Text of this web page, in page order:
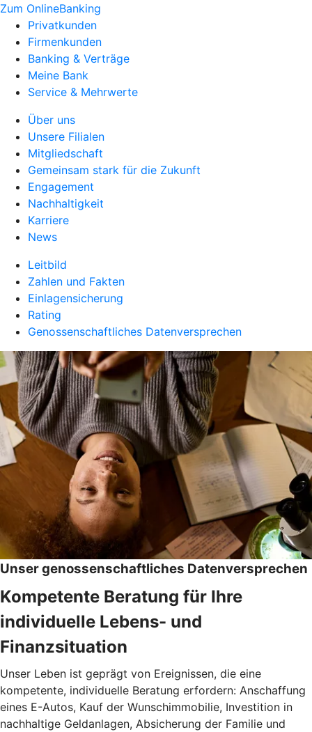
Zum OnlineBanking
Privatkunden
Firmenkunden
Banking & Verträge
Meine Bank
Service & Mehrwerte
Über uns
Unsere Filialen
Mitgliedschaft
Gemeinsam stark für die Zukunft
Engagement
Nachhaltigkeit
Karriere
News
Leitbild
Zahlen und Fakten
Einlagensicherung
Rating
Genossenschaftliches Datenversprechen
Unser genossenschaftliches Datenversprechen
Kompetente Beratung für Ihre
individuelle Lebens- und
Finanzsituation
Unser Leben ist geprägt von Ereignissen, die eine
kompetente, individuelle Beratung erfordern: Anschaffung
eines E-Autos, Kauf der Wunschimmobilie, Investition in
nachhaltige Geldanlagen, Absicherung der Familie und